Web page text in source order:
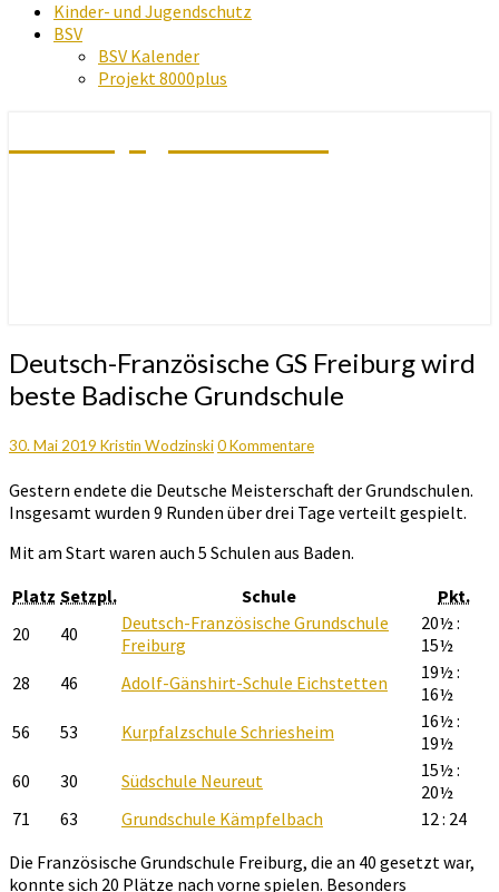
Kinder- und Jugendschutz
BSV
BSV Kalender
Projekt 8000plus
Deutsch-
Französische
GS
wird
Badische
Grundschule
Deutsch-Französische GS Freiburg wird
beste Badische Grundschule
30. Mai 2019 Kristin WodzinskiKommentare
0 Kommentare
Gestern endete die Deutsche Meisterschaft der Grundschulen.
Insgesamt wurden 9 Runden über drei Tage verteilt gespielt.
Mit am Start waren auch 5 Schulen aus Baden.
Platz Setzpl. Schule
Pkt.
20
40
Deutsch-Französische Grundschule
Freiburg
20½ :
15½
28
46 Adolf-Gänshirt-Schule Eichstetten
19½ :
16½
56
53 Kurpfalzschule Schriesheim
16½ :
19½
60
30 Südschule Neureut
15½ :
20½
71
63 Grundschule Kämpfelbach
12 : 24
Die Französische Grundschule Freiburg, die an 40 gesetzt war,
konnte sich 20 Plätze nach vorne spielen. Besonders